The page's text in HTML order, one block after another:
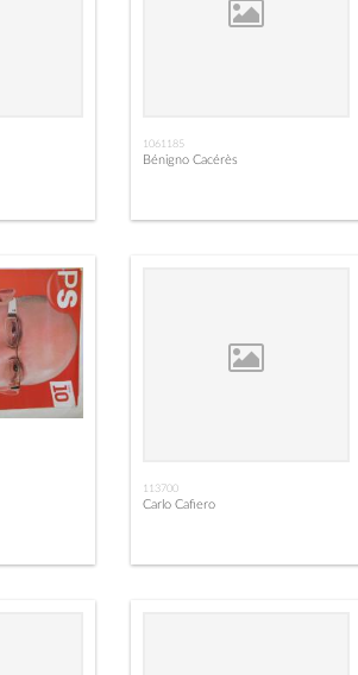
1061185
Bénigno Cacérès
113700
Carlo Cafiero